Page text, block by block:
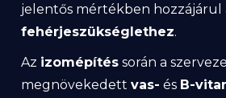
jelentős mértékben hozzájárul
fehérjeszükséglethez.
Az izomépítés során a
megnövekedett vas- és B-